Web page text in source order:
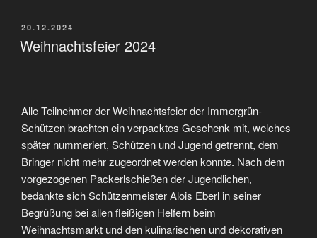
VERÖFFENTLICHT
AM
20.12.2024
Weihnachtsfeier 2024
Alle Teilnehmer der Weihnachtsfeier der Immergrün-
Schützen brachten ein verpacktes Geschenk mit, welches
später nummeriert, Schützen und Jugend getrennt, dem
Bringer nicht mehr zugeordnet werden konnte. Nach dem
vorgezogenen Packerlschießen der Jugendlichen,
bedankte sich Schützenmeister Alois Eberl in seiner
Begrüßung bei allen fleißigen Helfern beim
Weihnachtsmarkt und den kulinarischen und dekorativen